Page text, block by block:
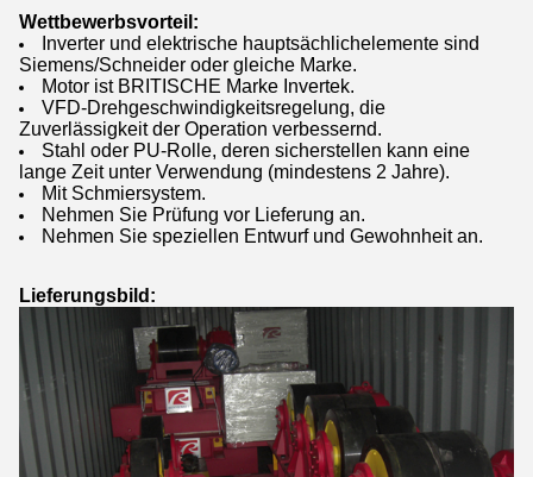
Wettbewerbsvorteil:
Inverter und elektrische hauptsächlichelemente sind
Siemens/Schneider oder gleiche Marke.
Motor ist BRITISCHE Marke Invertek.
VFD-Drehgeschwindigkeitsregelung, die
Zuverlässigkeit der Operation verbessernd.
Stahl oder PU-Rolle, deren sicherstellen kann eine
lange Zeit unter Verwendung (mindestens 2 Jahre).
Mit Schmiersystem.
Nehmen Sie Prüfung vor Lieferung an.
Nehmen Sie speziellen Entwurf und Gewohnheit an.
Lieferungsbild: